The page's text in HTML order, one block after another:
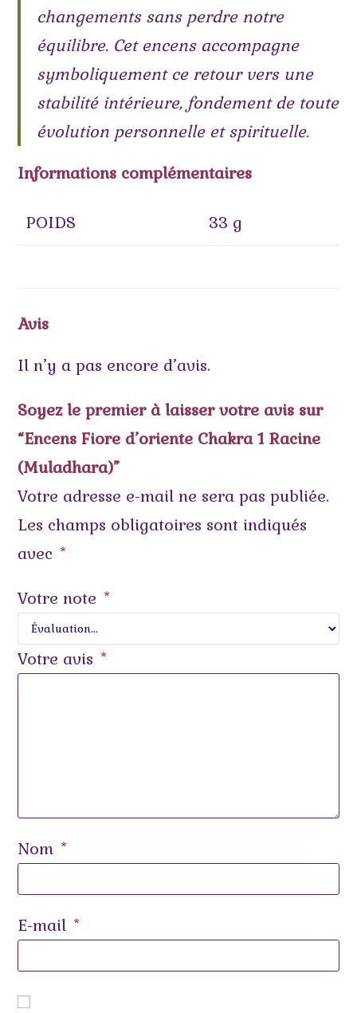
changements sans perdre notre
équilibre. Cet encens accompagne
symboliquement ce retour vers une
stabilité intérieure, fondement de toute
évolution personnelle et spirituelle.
Informations complémentaires
POIDS 33 g
Avis
Il n’y a pas encore d’avis.
Soyez le premier à laisser votre avis sur
“Encens Fiore d’oriente Chakra 1 Racine
(Muladhara)”
Votre adresse e-mail ne sera pas publiée.
Les champs obligatoires sont indiqués
avec
*
Votre note *
Votre avis *
Nom *
E-mail *